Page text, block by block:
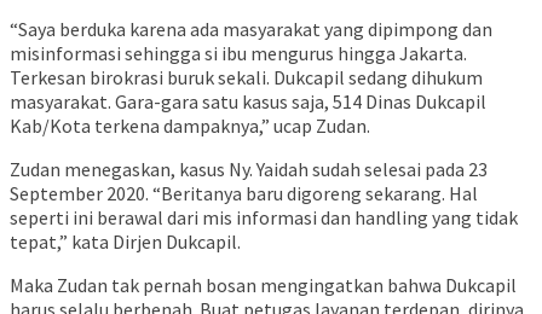
“Saya berduka karena ada masyarakat yang dipimpong dan
misinformasi sehingga si ibu mengurus hingga Jakarta.
Terkesan birokrasi buruk sekali. Dukcapil sedang dihukum
masyarakat. Gara-gara satu kasus saja, 514 Dinas Dukcapil
Kab/Kota terkena dampaknya,” ucap Zudan.
Zudan menegaskan, kasus Ny. Yaidah sudah selesai pada 23
September 2020. “Beritanya baru digoreng sekarang. Hal
seperti ini berawal dari mis informasi dan handling yang tidak
tepat,” kata Dirjen Dukcapil.
Maka Zudan tak pernah bosan mengingatkan bahwa Dukcapil